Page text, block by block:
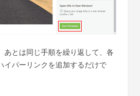
あとは同じ手順を繰り返して、各
イパーリンクを追加するだけで